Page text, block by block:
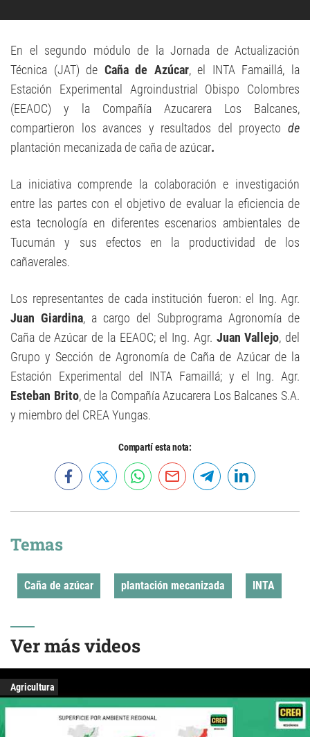
En el segundo módulo de la Jornada de Actualización
Técnica (JAT) de Caña de Azúcar, el INTA Famaillá, la
Estación Experimental Agroindustrial Obispo Colombres
(EEAOC) y la Compañía Azucarera Los Balcanes,
compartieron los avances y resultados del proyecto de
plantación mecanizada de caña de azúcar.
La iniciativa comprende la colaboración e investigación
entre las partes con el objetivo de evaluar la eficiencia de
esta tecnología en diferentes escenarios ambientales de
Tucumán y sus efectos en la productividad de los
cañaverales.
Los representantes de cada institución fueron: el Ing. Agr.
Juan Giardina, a cargo del Subprograma Agronomía de
Caña de Azúcar de la EEAOC; el Ing. Agr. Juan Vallejo, del
Grupo y Sección de Agronomía de Caña de Azúcar de la
Estación Experimental del INTA Famaillá; y el Ing. Agr.
Esteban Brito, de la Compañía Azucarera Los Balcanes S.A.
y miembro del CREA Yungas.
Compartí esta nota:
Temas
Caña de azúcar plantación mecanizada INTA
Ver más videos
Agricultura